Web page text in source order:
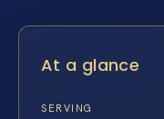
At a glance
SERVING